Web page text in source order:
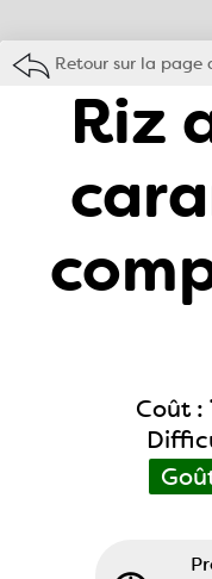
Retour sur la page
Riz
Coût :